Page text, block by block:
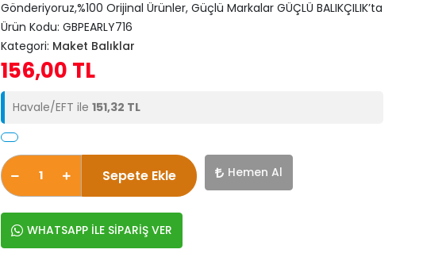
Gönderiyoruz,%100 Orijinal Ürünler, Güçlü Markalar GÜÇLÜ BALIKÇILIK’ta
Ürün Kodu: GBPEARLY716
Kategori: Maket Balıklar
156,00 TL
Havale/EFT ile 151,32 TL
Sepete Ekle Hemen Al
WHATSAPP İLE SİPARİŞ VER